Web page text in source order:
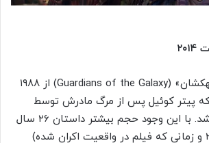
داستان «نگهبانان کهکشان» (Guardians of the Galaxy) از ۱۹۸۸
که پیتر کوئیل پس از مرگ مادرش توسط
دزدان فضایی ربوده شد. با این وجود حجم بیشتر داستان ۲۶ سال
بعد (دقیقا سال ۲۰۱۴ و زمانی که فیلم در واقعیت اکران شده)